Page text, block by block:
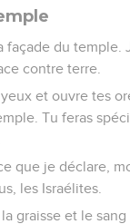
façade du temple.
contre terre.
et ouvre tes
Tu feras
que je déclare,
les Israélites.
graisse et le